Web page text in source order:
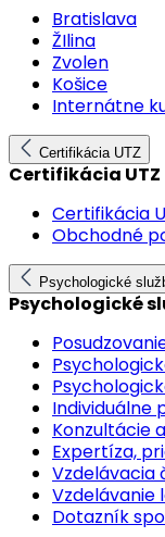
Bratislava
ŽIlina
Zvolen
Košice
Internátne
Certifikácia UTZ
Certifikácia UTZ
Certifikácia
Obchodné
Psychologické
Psychologické
Individuálne
Konzultácie
Expertíza,
Vzdelávacia
Vzdelávanie
Dotazník